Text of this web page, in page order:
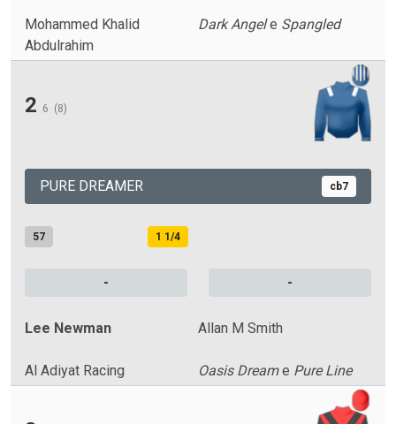
Mohammed Khalid
Abdulrahim
Dark Angele Spangled
2 6 (8)
PURE DREAMER cb7
57 1 1/4
- -
Lee Newman Allan M Smith
Al Adiyat Racing Oasis Dreame Pure Line